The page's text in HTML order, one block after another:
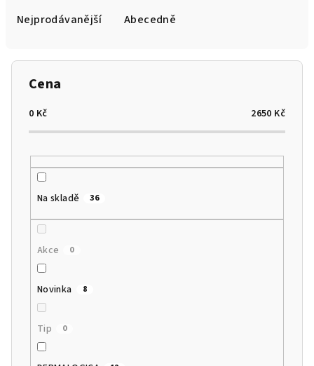
Nejprodávanější Abecedně
Cena
0 Kč 2650 Kč
Na skladě 36
Akce 0
Novinka 8
Tip 0